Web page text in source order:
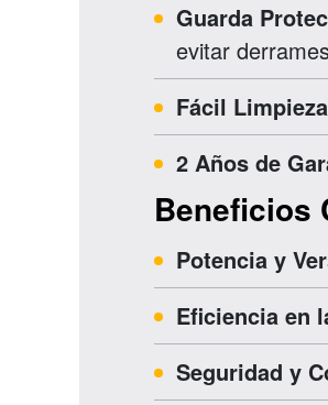
Guarda
evitar
Fácil
2 Años de
Beneficios
Potencia y
Eficiencia en
Seguridad y